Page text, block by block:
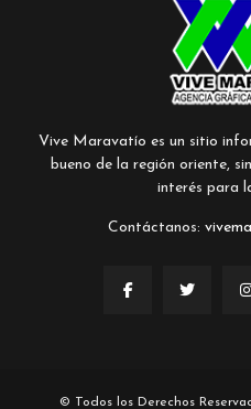
Vive Maravatío es un sitio
bueno de la región oriente,
interés para
Contáctanos:
© Todos los Derechos